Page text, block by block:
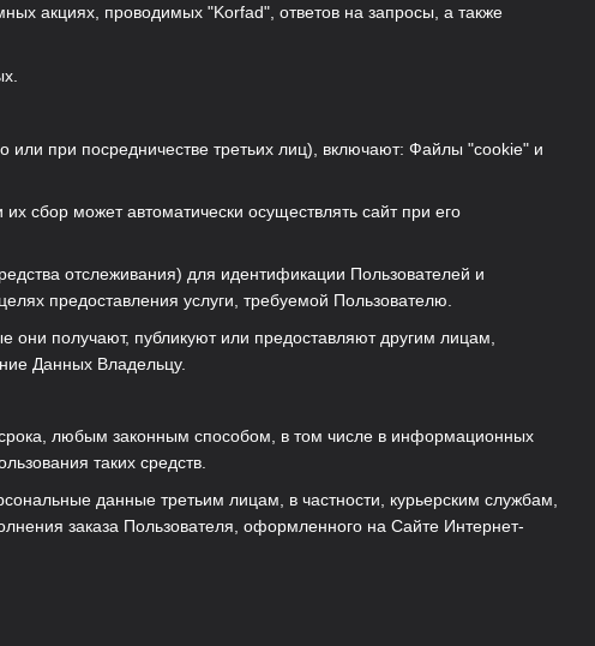
акциях, проводимых "Korfad", ответов на запросы, а также
или при посредничестве третьих лиц), включают: Файлы "cookie" и
сбор может автоматически осуществлять сайт при его
отслеживания) для идентификации Пользователей и
предоставления услуги, требуемой Пользователю.
они получают, публикуют или предоставляют другим лицам,
Данных Владельцу.
любым законным способом, в том числе в информационных
таких средств.
данные третьим лицам, в частности, курьерским службам,
заказа Пользователя, оформленного на Сайте Интернет-